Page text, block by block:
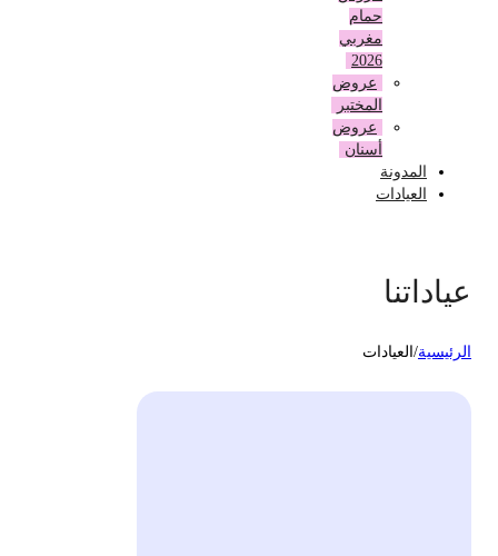
حمام
مغربي
2026
عروض
المختبر
عروض
أسنان
المدونة
العيادات
عياداتنا
الرئيسية/العيادات